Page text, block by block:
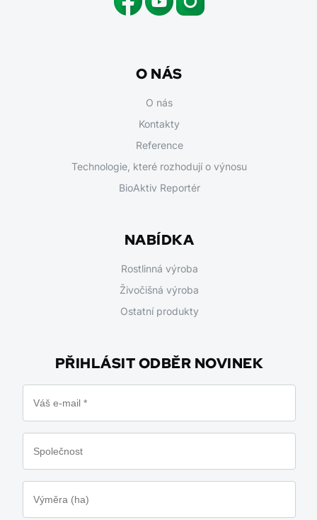
O NÁS
O nás
Kontakty
Reference
Technologie, které rozhodují o výnosu
BioAktiv Reportér
NABÍDKA
Rostlinná výroba
Živočišná výroba
Ostatní produkty
PŘIHLÁSIT ODBĚR NOVINEK